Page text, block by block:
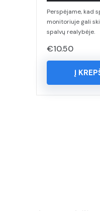
Perspėjame, kad
monitoriuje gali
spalvų realybėje.
€10.50
Į